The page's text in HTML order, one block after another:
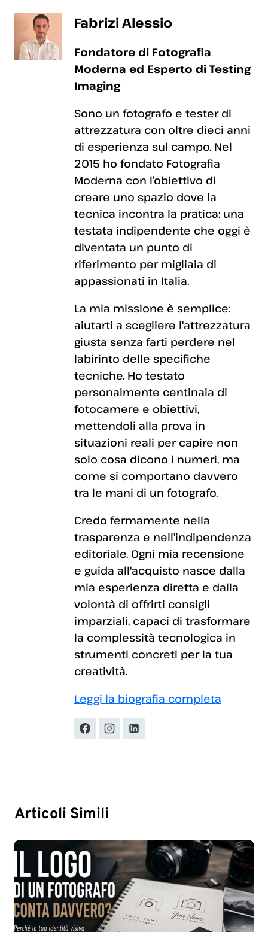
Fabrizi Alessio
Fondatore di Fotografia
Moderna ed Esperto di Testing
Imaging
Sono un fotografo e tester di
attrezzatura con oltre dieci anni
di esperienza sul campo. Nel
2015 ho fondato Fotografia
Moderna con l’obiettivo di
creare uno spazio dove la
tecnica incontra la pratica: una
testata indipendente che oggi è
diventata un punto di
riferimento per migliaia di
appassionati in Italia.
La mia missione è semplice:
aiutarti a scegliere l'attrezzatura
giusta senza farti perdere nel
labirinto delle specifiche
tecniche. Ho testato
personalmente centinaia di
fotocamere e obiettivi,
mettendoli alla prova in
situazioni reali per capire non
solo cosa dicono i numeri, ma
come si comportano davvero
tra le mani di un fotografo.
Credo fermamente nella
trasparenza e nell'indipendenza
editoriale. Ogni mia recensione
e guida all'acquisto nasce dalla
mia esperienza diretta e dalla
volontà di offrirti consigli
imparziali, capaci di trasformare
la complessità tecnologica in
strumenti concreti per la tua
creatività.
Leggi la biografia completa
Articoli Simili